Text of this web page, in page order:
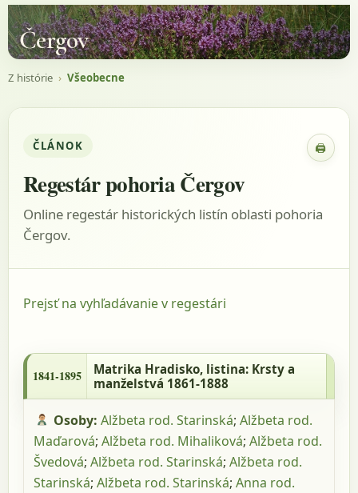
Čergov
Z histórie › Všeobecne
ČLÁNOK 🖨
Regestár pohoria Čergov
Online regestár historických listín oblasti pohoria
Čergov.
Prejsť na vyhľadávanie v regestári
Krsty a manželstvá 1861-1888
1841-1895 Matrika Hradisko, listina: Krsty a
manželstvá 1861-1888
Osoby: Alžbeta rod. Starinská;Alžbeta rod.
Maďarová; Alžbeta rod. Mihaliková; Alžbeta rod.
Švedová; Alžbeta rod. Starinská; Alžbeta rod.
Starinská; Alžbeta rod. Starinská; Anna rod.